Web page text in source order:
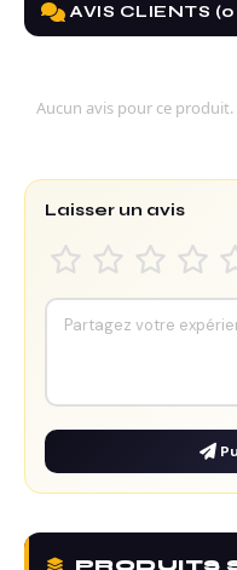
AVIS CLIENTS
Aucun avis pour ce
Laisser un avis